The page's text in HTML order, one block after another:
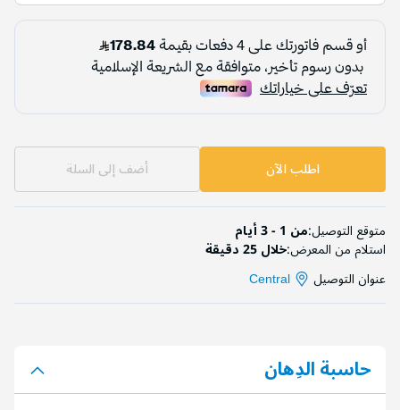
اطلب الآن أضف إلى السلة
متوقع التوصيل:من 1 - 3 أيام
استلام من المعرض:خلال 25 دقيقة
عنوان التوصيل
Central
حاسبة الدِهان